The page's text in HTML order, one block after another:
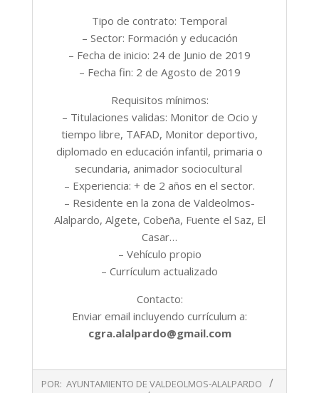
Tipo de contrato: Temporal
– Sector: Formación y educación
– Fecha de inicio: 24 de Junio de 2019
– Fecha fin: 2 de Agosto de 2019
Requisitos mínimos:
– Titulaciones validas: Monitor de Ocio y
tiempo libre, TAFAD, Monitor deportivo,
diplomado en educación infantil, primaria o
secundaria, animador sociocultural
– Experiencia: + de 2 años en el sector.
– Residente en la zona de Valdeolmos-
Alalpardo, Algete, Cobeña, Fuente el Saz, El
Casar…
– Vehículo propio
– Currículum actualizado
Contacto:
Enviar email incluyendo currículum a:
cgra.alalpardo@gmail.com
POR: AYUNTAMIENTO DE VALDEOLMOS-ALALPARDO